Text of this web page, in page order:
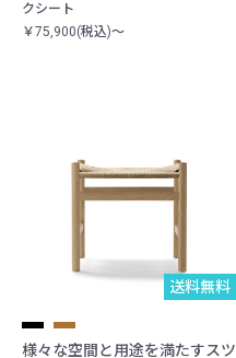
クシート
￥75,900(税込)～
送料無料
様々な空間と用途を満たすスツ